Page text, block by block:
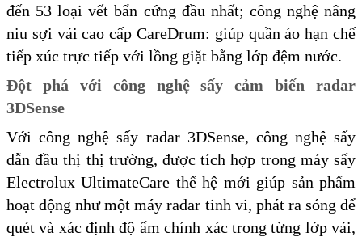
đến 53 loại vết bẩn cứng đầu nhất; công nghệ nâng
niu sợi vải cao cấp CareDrum: giúp quần áo hạn chế
tiếp xúc trực tiếp với lồng giặt bằng lớp đệm nước.
Đột phá với công nghệ sấy cảm biến radar
3DSense
Với công nghệ sấy radar 3DSense, công nghệ sấy
dẫn đầu thị thị trường, được tích hợp trong máy sấy
Electrolux UltimateCare thế hệ mới giúp sản phẩm
hoạt động như một máy radar tinh vi, phát ra sóng để
quét và xác định độ ẩm chính xác trong từng lớp vải,